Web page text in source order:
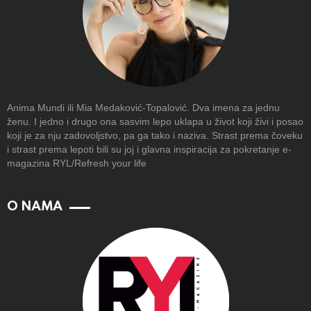
Anima Mundi ili Mia Medaković-Topalović. Dva imena za jednu
ženu. I jedno i drugo ona sasvim lepo uklapa u život koji živi i posao
koji je za nju zadovoljstvo, pa ga tako i naziva. Strast prema čoveku
i strast prema lepoti bili su joj i glavna inspiracija za pokretanje e-
magazina RYL/Refresh your life
O NAMA